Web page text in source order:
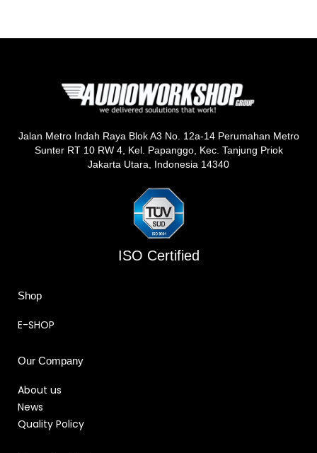
Jalan Metro Indah Raya Blok A3 No. 12a-14 Perumahan Metro
Sunter RT 10 RW 4, Kel. Papanggo, Kec. Tanjung Priok
Jakarta Utara, Indonesia 14340
ISO Certified
Shop
E-SHOP
Our Company
About us
News
Quality Policy